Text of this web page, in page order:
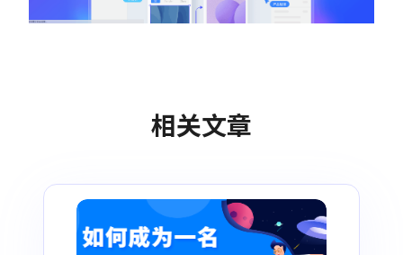
相关文章